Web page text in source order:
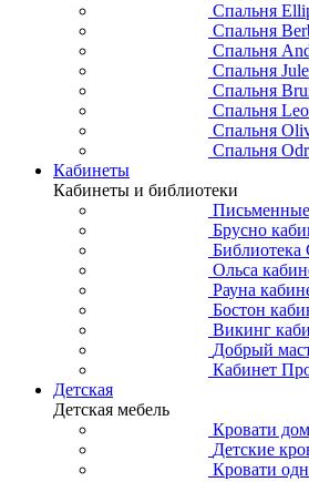
Спальня
Спальня
Спальня
Спальня
Спальня
Спальня
Спальня
Спальня
Кабинеты
Кабинеты и библиотеки
Брусно
Библиотека
Ольса
Рауна
Бостон
Викинг
Добрый
Кабинет
Детская
Детская мебель
Кровати
Детские
Кровати